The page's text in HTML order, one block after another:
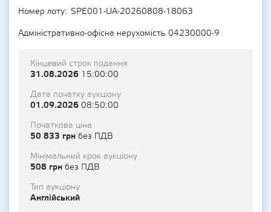
Номер лоту
SPE001-UA-20260808-18063
Адміністративно-офісна нерухомість 04230000-9
Кінцевий строк подання
31.08.2026 15:00:00
Дата початку аукціону
01.09.2026 08:50:00
Початкова ціна
50 833 грн без ПДВ
Мінімальний крок аукціону
508 грн без ПДВ
Тип аукціону
Англійський